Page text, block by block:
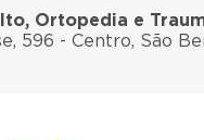
Ortopedia e
596 - Centro, São